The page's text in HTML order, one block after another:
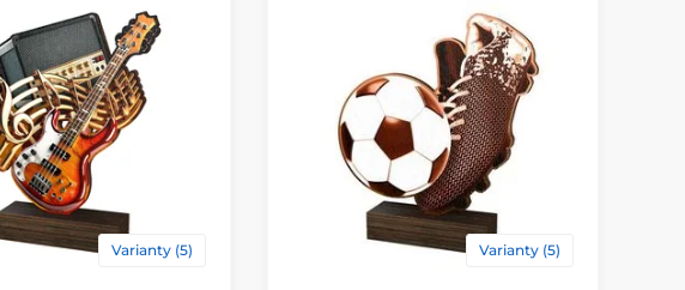
Varianty (5) Varianty (5)